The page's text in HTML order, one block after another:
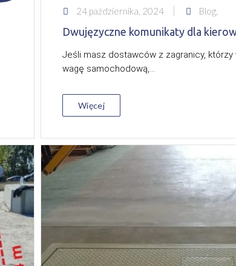
24 października, 2024 Blog,
Dwujęzyczne komunikaty dla
Jeśli masz dostawców z zagranicy, którzy
wagę samochodową,...
Więcej